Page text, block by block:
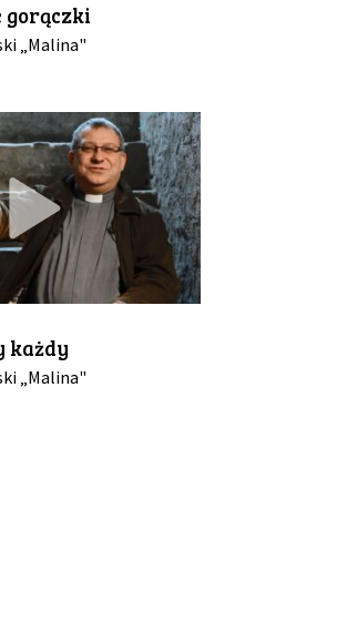
gorączki
„Malina"
każdy
„Malina"